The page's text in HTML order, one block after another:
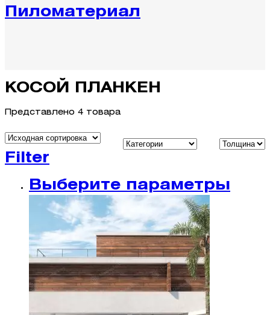
Пиломатериал
КОСОЙ ПЛАНКЕН
Представлено 4 товара
Filter
Выберите параметры